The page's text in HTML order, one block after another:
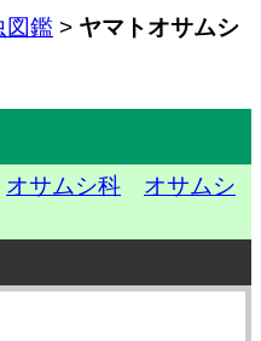
図鑑 > ヤマトオサムシ
オサムシ科
オサムシ